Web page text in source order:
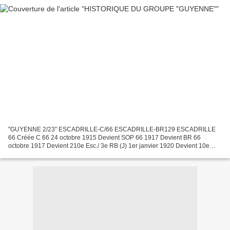
"GUYENNE 2/23" ESCADRILLE-C/66 ESCADRILLE-BR129 ESCADRILLE
66 Créée C 66 24 octobre 1915 Devient SOP 66 1917 Devient BR 66
octobre 1917 Devient 210e Esc./ 3e RB (J) 1er janvier 1920 Devient 10e